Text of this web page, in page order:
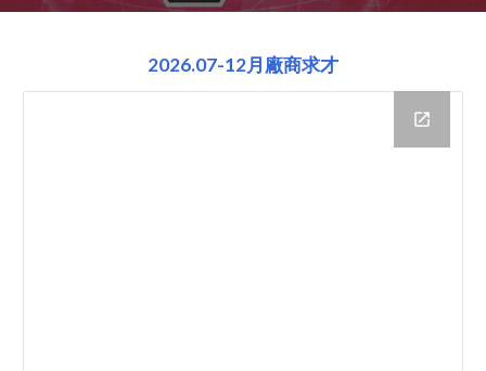
2026.07-12月廠商求才